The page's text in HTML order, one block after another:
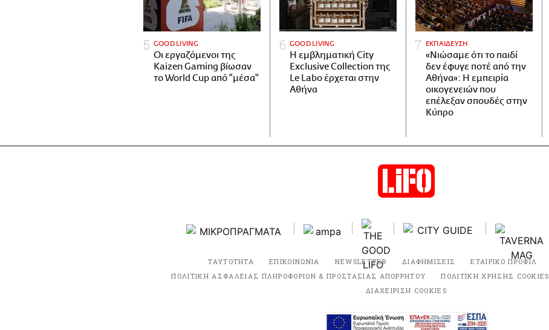
GOOD LIVING
Οι εργαζόμενοι της
Kaizen Gaming βίωσαν
το World Cup από "μέσα"
GOOD LIVING
Η εμβληματική City
Exclusive Collection της
Le Labo έρχεται στην
Αθήνα
ΕΚΠΑΙΔΕΥΣΗ
«Νιώσαμε ότι το παιδί
δεν έφυγε ποτέ από την
Αθήνα»: Η εμπειρία
οικογενειών που
επέλεξαν σπουδές στην
Κύπρο
ΤΑΥΤΟΤΗΤΑ ΕΠΙΚΟΙΝΩΝΙΑ NEWSLETTER ΔΙΑΦΗΜΙΣΕΙΣ ΕΤΑΙΡΙΚΟ ΠΡΟΦΙΛ
ΠΟΛΙΤΙΚΗ ΑΣΦΑΛΕΙΑΣ ΠΛΗΡΟΦΟΡΙΩΝ & ΠΡΟΣΤΑΣΙΑΣ ΑΠΟΡΡΗΤΟΥ
ΠΟΛΙΤΙΚΗ ΧΡΗΣΗΣ COOKIES
ΔΙΑΧΕΙΡΙΣΗ COOKIES